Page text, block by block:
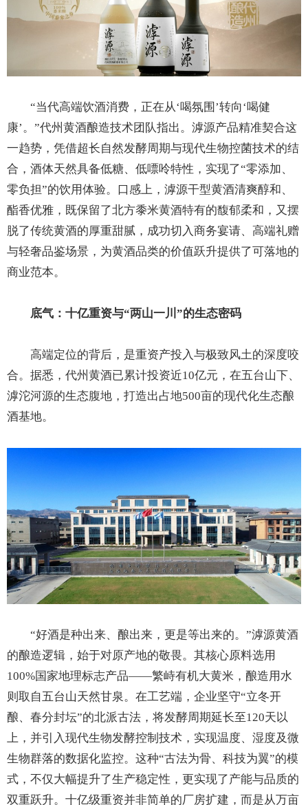
“当代高端饮酒消费，正在从‘喝氛围’转向‘喝健
康’。”代州黄酒酿造技术团队指出。滹源产品精准契合这
一趋势，凭借超长自然发酵周期与现代生物控菌技术的结
合，酒体天然具备低糖、低嘌呤特性，实现了“零添加、
零负担”的饮用体验。口感上，滹源干型黄酒清爽醇和、
酯香优雅，既保留了北方黍米黄酒特有的馥郁柔和，又摆
脱了传统黄酒的厚重甜腻，成功切入商务宴请、高端礼赠
与轻奢品鉴场景，为黄酒品类的价值跃升提供了可落地的
商业范本。
底气：十亿重资与“两山一川”的生态密码
高端定位的背后，是重资产投入与极致风土的深度咬
合。据悉，代州黄酒已累计投资近10亿元，在五台山下、
滹沱河源的生态腹地，打造出占地500亩的现代化生态酿
酒基地。
“好酒是种出来、酿出来，更是等出来的。”滹源黄酒
的酿造逻辑，始于对原产地的敬畏。其核心原料选用
100%国家地理标志产品——繁峙有机大黄米，酿造用水
则取自五台山天然甘泉。在工艺端，企业坚守“立冬开
酿、春分封坛”的北派古法，将发酵周期延长至120天以
上，并引入现代生物发酵控制技术，实现温度、湿度及微
生物群落的数据化监控。这种“古法为骨、科技为翼”的模
式，不仅大幅提升了生产稳定性，更实现了产能与品质的
双重跃升。十亿级重资并非简单的厂房扩建，而是从万亩